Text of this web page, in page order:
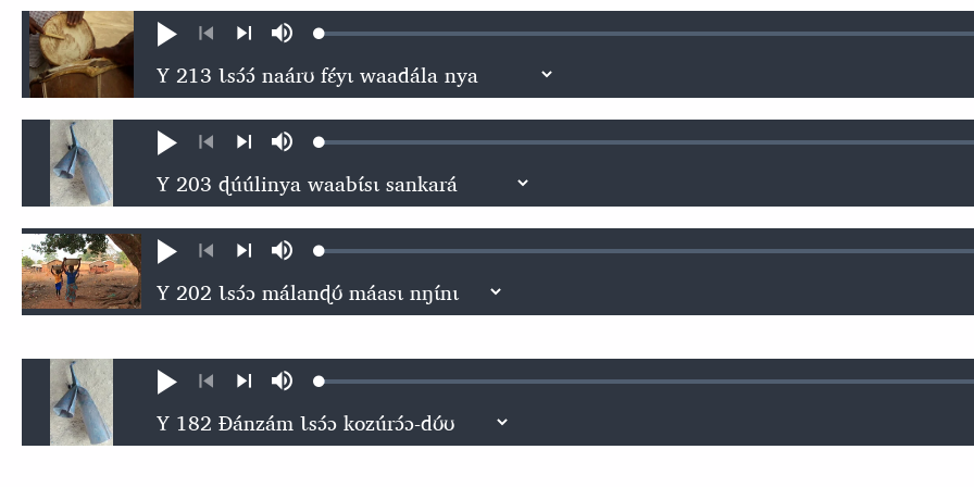
Ɖʊʊ́
kɩ́ńɖɛ́ɛ
nɛ́
kɩgɛgɛrɛŋɛ
nɛ́
búsuLoaded:
Ɖʊʊ́
kɩ́ńɖɛ́ɛ
nɛ́
kɩgɛgɛrɛŋɛ
nɛ́
búsuLoaded:
Ɖʊʊ́
kɩ́ńɖɛ́ɛ
nɛ́
kɩgɛgɛrɛŋɛ
nɛ́
búsuLoaded:
Ɖʊʊ́
kɩ́ńɖɛ́ɛ
nɛ́
kɩgɛgɛrɛŋɛ
nɛ́
búsuLoaded: